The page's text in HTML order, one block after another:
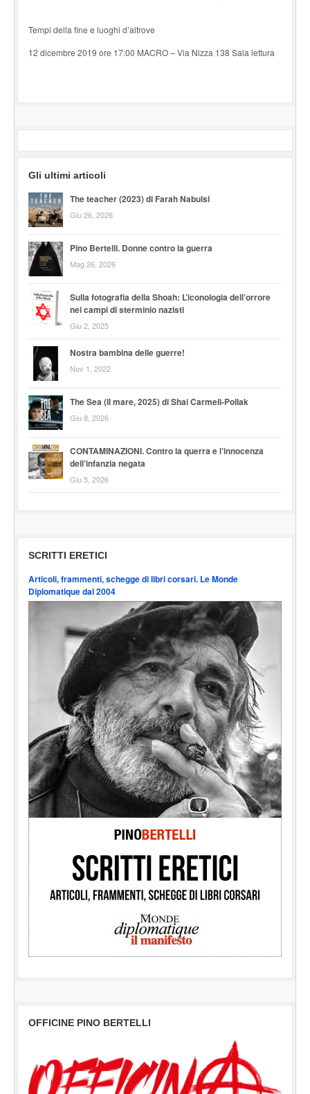
Tempi della fine e luoghi d’altrove
12 dicembre 2019 ore 17:00 MACRO – Via Nizza 138 Sala lettura
Gli ultimi articoli
The teacher (2023) di Farah Nabulsi
Giu 26, 2026
Pino Bertelli. Donne contro la guerra
Mag 26, 2026
Sulla fotografia della Shoah: L’iconologia dell’orrore
nei campi di sterminio nazisti
Giu 2, 2025
Nostra bambina delle guerre!
Nov 1, 2022
The Sea (Il mare, 2025) di Shai Carmeli-Pollak
Giu 8, 2026
CONTAMINAZIONI. Contro la querra e l’innocenza
dell’infanzia negata
Giu 5, 2026
SCRITTI ERETICI
Articoli, frammenti, schegge di libri corsari. Le Monde
Diplomatique dal 2004
OFFICINE PINO BERTELLI